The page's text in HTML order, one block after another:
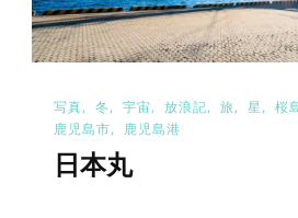
写真 冬 宇宙 放浪記 旅 星 桜
鹿児島市
鹿児島港
日本丸